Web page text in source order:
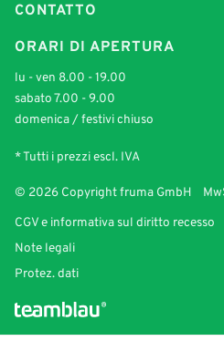
CONTATTO
ORARI DI APERTURA
lu - ven 8.00 - 19.00
sabato 7.00 - 9.00
domenica / festivi chiuso
© 2026 Copyright fruma GmbH
CGV e informativa sul diritto recesso
Note legali
Protez. dati
* Tutti i prezzi escl. IVA